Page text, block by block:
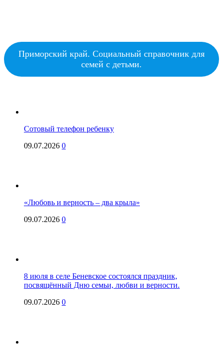
Приморский край. Социальный справочник для
семей с детьми.
Сотовый телефон ребенку
09.07.2026 0
«Любовь и верность – два крыла»
09.07.2026 0
8 июля в селе Беневское состоялся праздник,
посвящённый Дню семьи, любви и верности.
09.07.2026 0